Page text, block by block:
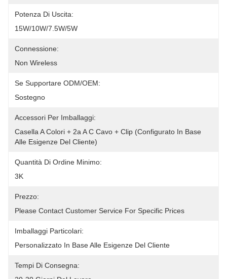
Potenza Di Uscita:
15W/10W/7.5W/5W
Connessione:
Non Wireless
Se Supportare ODM/OEM:
Sostegno
Accessori Per Imballaggi:
Casella A Colori + 2a A C Cavo + Clip (configurato In Base
Alle Esigenze Del Cliente)
Quantità Di Ordine Minimo:
3K
Prezzo:
Please Contact Customer Service For Specific Prices
Imballaggi Particolari:
Personalizzato In Base Alle Esigenze Del Cliente
Tempi Di Consegna: